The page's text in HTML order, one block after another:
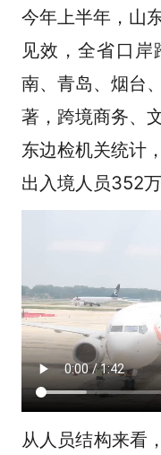
今年上半年，山
见效，全省口
南、青岛、烟台
著，跨境商务、
东边检机关统计
出入境人员352
从人员结构来看